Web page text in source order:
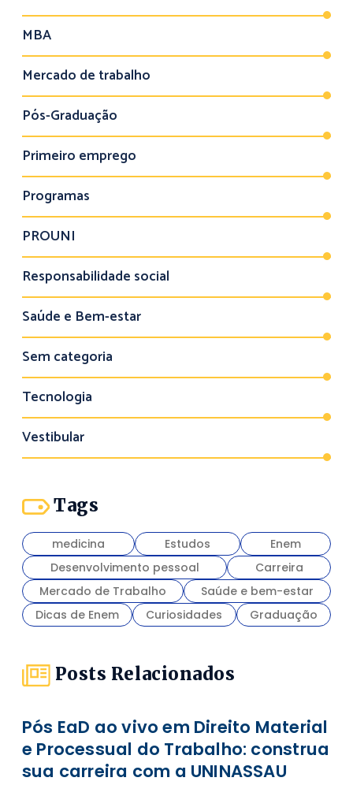
MBA
Mercado de trabalho
Pós-Graduação
Primeiro emprego
Programas
PROUNI
Responsabilidade social
Saúde e Bem-estar
Sem categoria
Tecnologia
Vestibular
Tags
medicina Estudos
Enem
Desenvolvimento pessoal
Carreira
Mercado de Trabalho
Saúde e bem-estar
Dicas de Enem
Curiosidades Graduação
Posts Relacionados
Pós EaD ao vivo em Direito Material
e Processual do Trabalho: construa
sua carreira com a UNINASSAU